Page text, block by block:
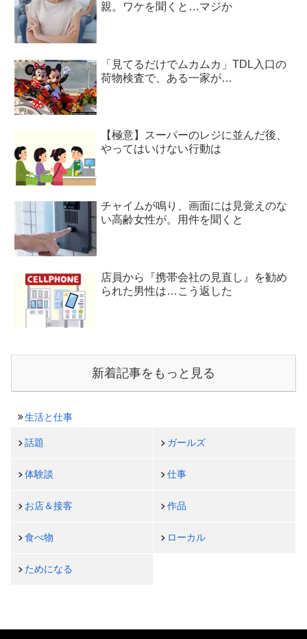
親。ワケを聞くと…マジか
「見てるだけでムカムカ」TDL入口の
荷物検査で、ある一家が…
【極意】スーパーのレジに並んだ後、
やってはいけない行動は
チャイムが鳴り、画面には見覚えのな
い高齢女性が。用件を聞くと
店員から『携帯会社の見直し』を勧め
られた男性は…こう返した
新着記事をもっと見る
生活と仕事
話題 ガールズ
体験談 仕事
お店＆接客 作品
食べ物 ローカル
ためになる